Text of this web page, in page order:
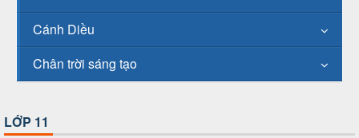
Cánh Diều
Chân trời sáng tạo
LỚP 11